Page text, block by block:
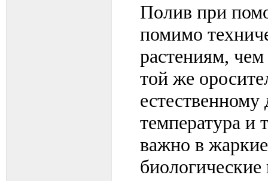
Полив при
помимо
растениям,
той же
температура и
важно в
биологические